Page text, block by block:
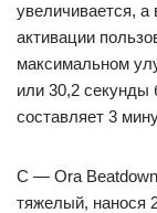
увеличивается,
активации
максимальном
или 30,2 секунды
составляет 3
C — Ora
тяжелый, нанося